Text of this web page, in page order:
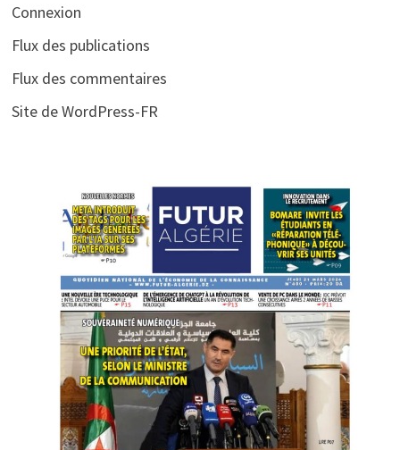
Connexion
Flux des publications
Flux des commentaires
Site de WordPress-FR